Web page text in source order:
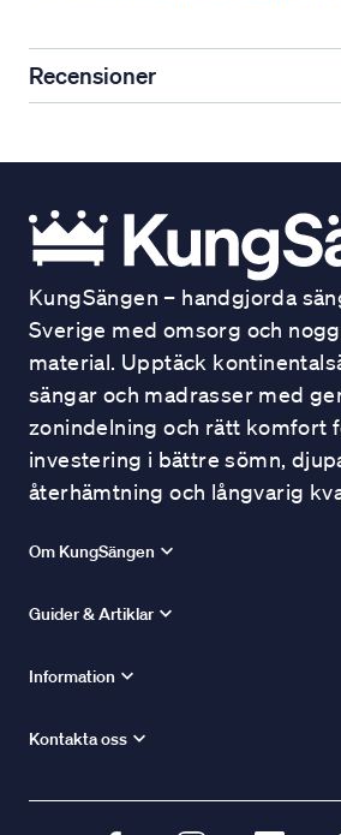
Recensioner
KungSängen – handgjorda
Sverige med omsorg och
material. Upptäck
sängar och madrasser med
zonindelning och rätt komfort
investering i bättre sömn,
återhämtning och långvarig
Om KungSängen
Guider & Artiklar
Information
Kontakta oss